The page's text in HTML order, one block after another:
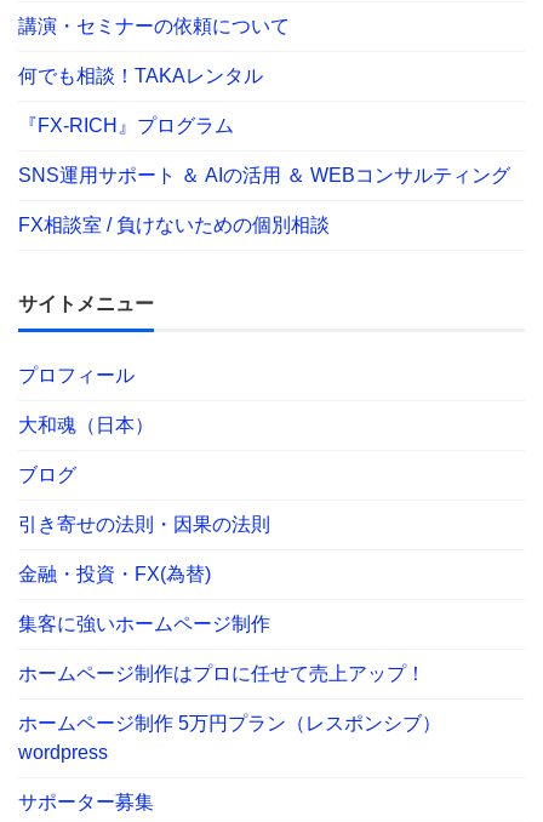
講演・セミナーの依頼について
何でも相談！TAKAレンタル
『FX-RICH』プログラム
SNS運用サポート ＆ AIの活用 ＆ WEBコンサルティング
FX相談室 / 負けないための個別相談
サイトメニュー
プロフィール
大和魂（日本）
ブログ
引き寄せの法則・因果の法則
金融・投資・FX(為替)
集客に強いホームページ制作
ホームページ制作はプロに任せて売上アップ！
ホームページ制作 5万円プラン（レスポンシブ）
wordpress
サポーター募集